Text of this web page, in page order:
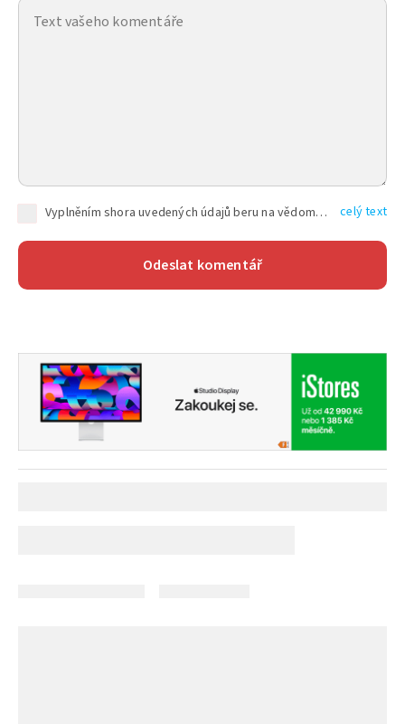
Vyplněním shora uvedených údajů beru na vědomí, že společnost TEXT FACTORY s.r.o., sídlem Brno, Durďákova 336/29, Černá Pole, PSČ: 613 00, IČ: 06157831, zapsané u Krajského soudu v Brně, oddíl C, vložka 100399, bude zpracovávat mé osobní údaje uvedené v rámci mnou vyplněného registračního formuláře na základě oprávněných zájmů TEXT FACTORY s.r.o. dle čl. 6 odst. 1 písm. f) GDPR a pro splnění právních povinností (čl. 6 odst. 1 písm. c) GDPR), a to pro tyto účely: nezbytnost zajistit oprávnění návštěvníka webových stránek provozovaných společností TEXT FACTORY s.r.o. přispívat aktivně ke zveřejněným článkům nebo v rámci diskusních fór a výkon práv TEXT FACTORY s.r.o. jako administrátora těchto diskusních fór. Více informací o zpracování osobních údajů a právech lze nalézt v celý text